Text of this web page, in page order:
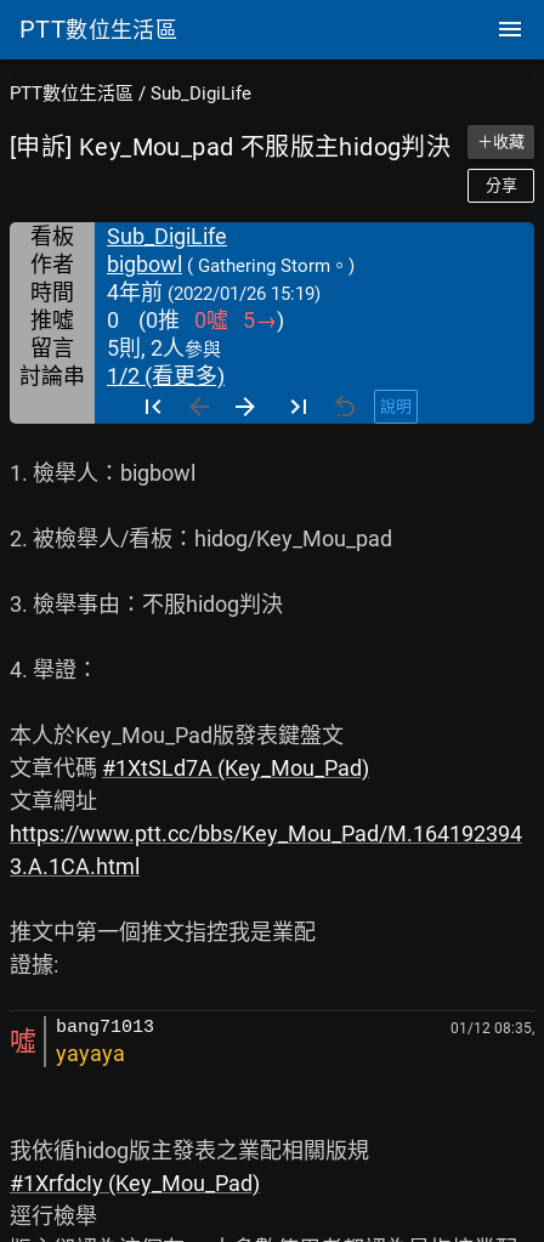
PTT數位生活區
PTT數位生活區 / Sub_DigiLife
[申訴] Key_Mou_pad 不服版主hidog判決 ＋收藏
分享
看板
Sub_DigiLife
作者
bigbowl ( Gathering Storm。)
時間 4年前 (2022/01/26 15:19)
推噓 0 (0推 0噓 5→)
留言
5則, 2人參與
討論串 1/2 (看更多)
說明
1. 檢舉人：bigbowl
2. 被檢舉人/看板：hidog/Key_Mou_pad
3. 檢舉事由：不服hidog判決
4. 舉證：
本人於Key_Mou_Pad版發表鍵盤文
文章代碼 #1XtSLd7A (Key_Mou_Pad)
https://www.ptt.cc/bbs/Key_Mou_Pad/M.164192394
3.A.1CA.html
推文中第一個推文指控我是業配
噓 bang71013 01/12 08:35,
yayaya
#1XrfdcIy (Key_Mou_Pad)
逕行檢舉